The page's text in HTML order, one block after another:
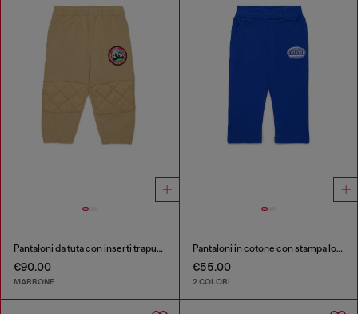
Pantaloni da tuta con inserti trapuntati sulle ginocchia
€90.00
MARRONE
Pantaloni in cotone con stampa logo
€55.00
2 COLORI